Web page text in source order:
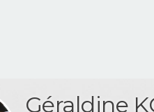
Géraldine